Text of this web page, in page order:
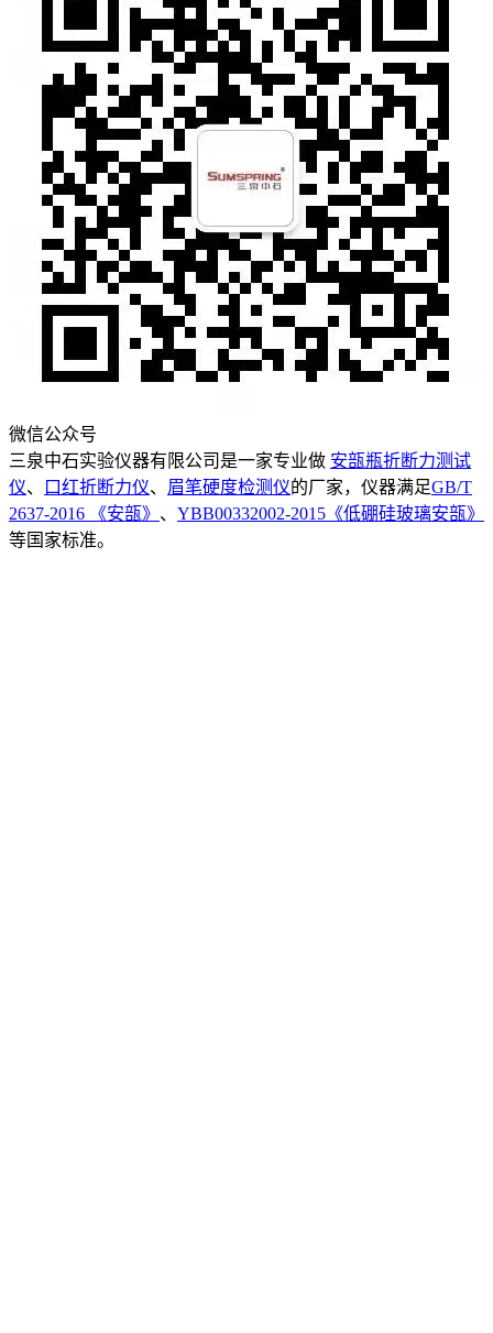
微信公众号
三泉中石实验仪器有限公司是一家专业做 安瓿瓶折断力测试
仪、 口红折断力仪、 眉笔硬度检测仪的厂家，仪器满足GB/T
2637-2016 《安瓿》 、 YBB00332002-2015《低硼硅玻璃安瓿》
等国家标准。